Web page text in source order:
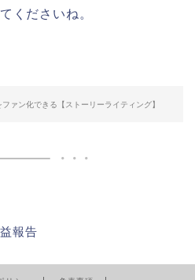
くださいね。
ァン化できる【ストーリーライティング】
報告